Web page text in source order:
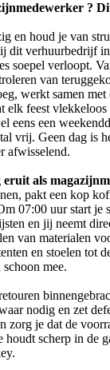
?
en houd je van
dit verhuurbedrijf
soepel verloopt.
van
werkt samen
elk feest
eens een
vrij. Geen dag is
afwisselend.
als
pakt een kop
07:00 uur start je
en jij neemt
van materialen
en stoelen tot
mee.
nodig en zet
zorg je dat de
scherp in de